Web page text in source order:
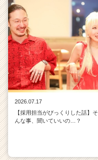
2026.07.17
【採用担当がびっくりした話】そ
んな事、聞いていいの…？